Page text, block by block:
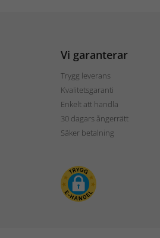
Vi garanterar
Trygg leverans
Kvalitetsgaranti
Enkelt att handla
30 dagars ångerrätt
Säker betalning